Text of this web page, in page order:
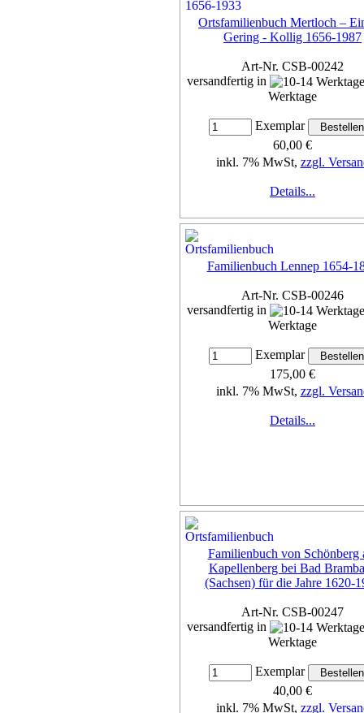
Ortsfamilienbuch Mertloch –
Gering - Kollig 1656-1987
Art-Nr. CSB-00242
versandfertig in
Werktage
Exemplar
60,00 €
inkl. 7% MwSt, zzgl.
Details...
Familienbuch Lennep 1654-
Art-Nr. CSB-00246
versandfertig in
Werktage
Exemplar
175,00 €
inkl. 7% MwSt, zzgl.
Details...
Familienbuch von Schönberg
Kapellenberg bei Bad
(Sachsen) für die Jahre 1620-
Art-Nr. CSB-00247
versandfertig in
Werktage
Exemplar
40,00 €
inkl. 7% MwSt, zzgl.